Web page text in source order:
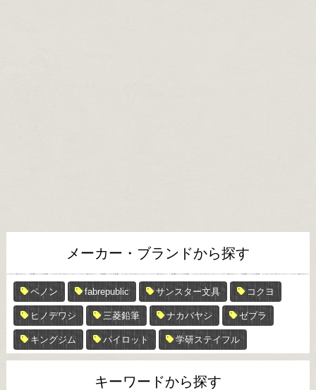
メーカー・ブランドから探す
ペノン fabrepublic サンスター文具 コクヨ
ヒノデワシ 三菱鉛筆 ナカバヤシ ゼブラ
キングジム パイロット 学研ステイフル
キーワードから探す